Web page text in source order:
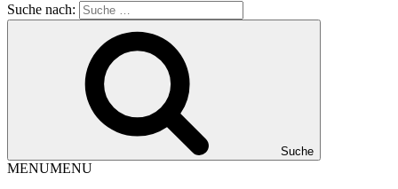
Suche nach:
Suche
MENUMENU